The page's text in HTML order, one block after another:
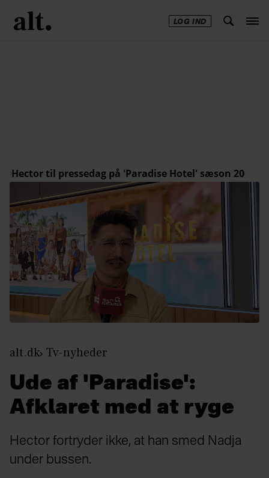
LOG IND
alt.dk Tv-nyheder
Ude af 'Paradise':
Afklaret med at ryge
Hector fortryder ikke, at han smed Nadja
under bussen.